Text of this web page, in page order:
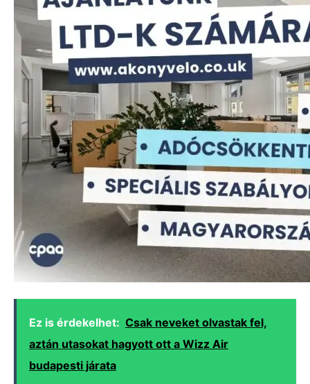
Ez is érdekelhet: Csak neveket olvastak fel,
aztán utasokat hagyott ott a Wizz Air
budapesti járata